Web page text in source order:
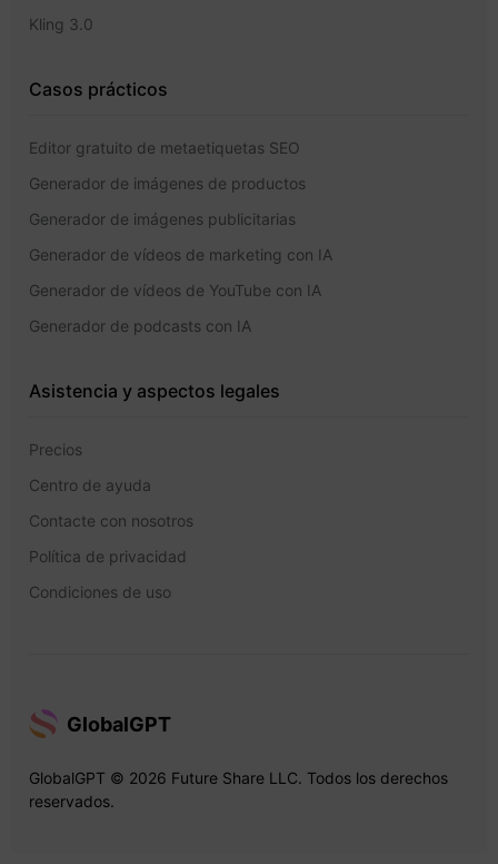
Kling 3.0
Casos prácticos
Editor gratuito de metaetiquetas SEO
Generador de imágenes de productos
Generador de imágenes publicitarias
Generador de vídeos de marketing con IA
Generador de vídeos de YouTube con IA
Generador de podcasts con IA
Asistencia y aspectos legales
Precios
Centro de ayuda
Contacte con nosotros
Política de privacidad
Condiciones de uso
GlobalGPT
GlobalGPT © 2026 Future Share LLC. Todos los derechos
reservados.